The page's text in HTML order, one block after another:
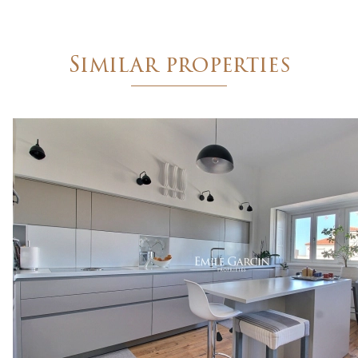
Similar properties
Saint-Tropez - Grimaud - Sainte-Maxime - Côte
2 Traverse des Hautes Lices - 83990 Saint-Tropez
Succursale de
: SARL EMILE GARCIN PROVENCE - 8
Société à responsabilité limitée au capital de 3 000 €
RCS Tarascon : 483 630 372
Siret : 483 630 372 00033 - Code APE : 6831Z
Numéro individuel d'assujettissement à la TVA : FR 48
Réglementation :
Loi n° 70-9 du 2 janvier 1970 – Décret n° 2005-1315
SARL EMILE GARCIN PROVENCE, titulaire de la
Adhérent au Syndicat National des Professionnels